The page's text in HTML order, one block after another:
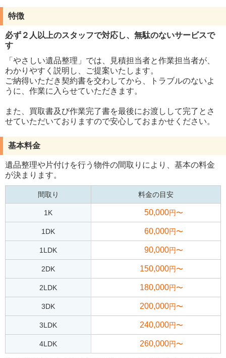
特徴
必ず２人以上のスタッフで対応し、無駄のないサービスで
す
「やさしい遺品整理」では、見積担当者と作業担当者が、
わかりやすく説明し、ご提案いたします。
ご納得いただき契約書を交わしてから、トラブルのないよ
うに、作業に入らせていただきます。
また、買取書及び作業完了書を最後にお渡しして完了とさ
せていただいておりますので安心しておまかせください。
基本料金
遺品整理や片付けを行う物件の間取りにより、基本の料金
が決まります。
間取り 料金の目安
1K 50,000円〜
1DK 60,000円〜
1LDK 90,000円〜
2DK 150,000円〜
2LDK 180,000円〜
3DK 200,000円〜
3LDK 240,000円〜
4LDK 260,000円〜